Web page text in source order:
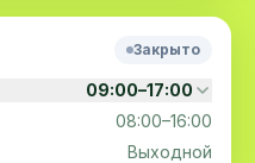
Закрыто
09:00–17:00
08:00–16:00
Выходной